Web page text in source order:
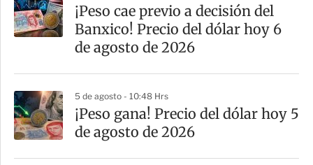
¡Peso cae previo a decisión del
Banxico! Precio del dólar hoy 6
de agosto de 2026
5 de agosto - 10:48 Hrs
¡Peso gana! Precio del dólar hoy 5
de agosto de 2026